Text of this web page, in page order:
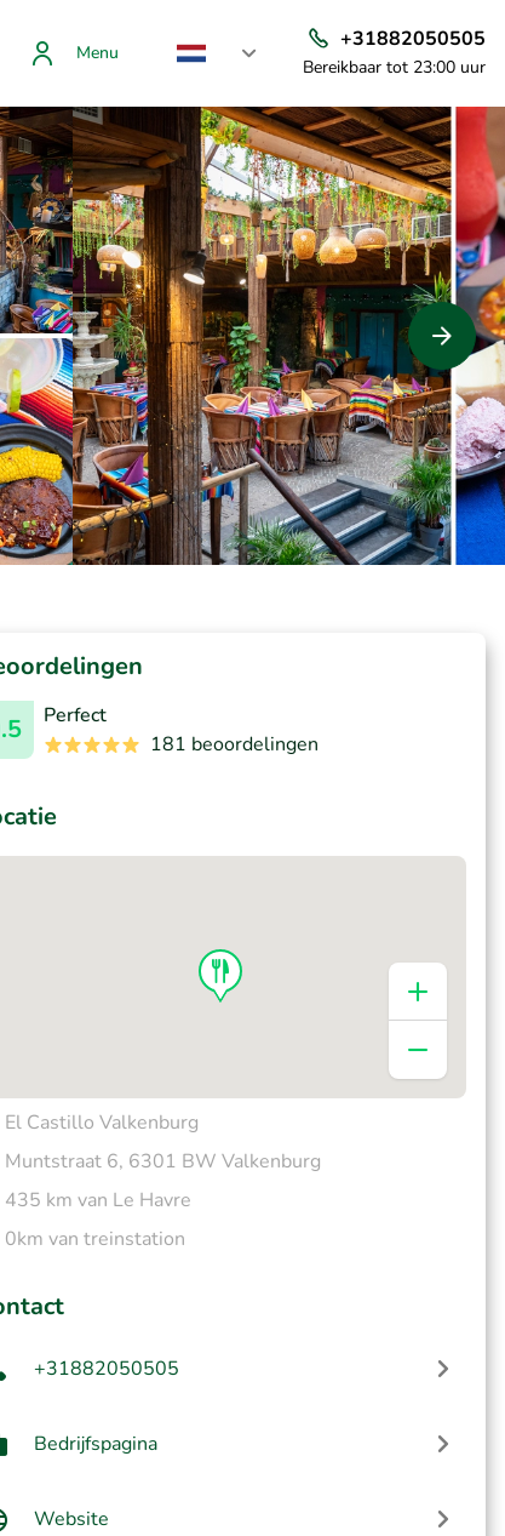
Menu
+31882050505
Bereikbaar tot 23:00 uur
Perfect
181 beoordelingen
El Castillo Valkenburg
Muntstraat 6, 6301 BW Valkenburg
435 km van Le Havre
0km van treinstation
+31882050505
Bedrijfspagina
Website